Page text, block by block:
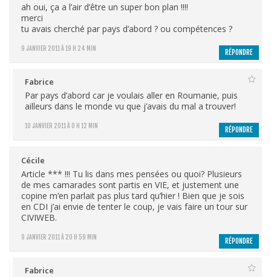
9 JANVIER 2011 À 19 H 24 MIN
ah oui, ça a l’air d’être un super bon plan !!!!
merci
tu avais cherché par pays d’abord ? ou compétences ?
RÉPONDRE
Fabrice
10 JANVIER 2011 À 0 H 12 MIN
Par pays d’abord car je voulais aller en Roumanie, puis
ailleurs dans le monde vu que j’avais du mal a trouver!
RÉPONDRE
Cécile
9 JANVIER 2011 À 20 H 59 MIN
Article *** !!! Tu lis dans mes pensées ou quoi? Plusieurs
de mes camarades sont partis en VIE, et justement une
copine m’en parlait pas plus tard qu’hier ! Bien que je sois
en CDI j’ai envie de tenter le coup, je vais faire un tour sur
CIVIWEB.
RÉPONDRE
Fabrice